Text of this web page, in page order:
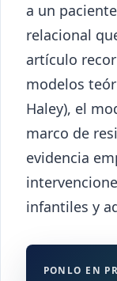
a un
relacional
artículo
modelos
Haley), el
marco de
evidencia
infantiles y
PONLO EN